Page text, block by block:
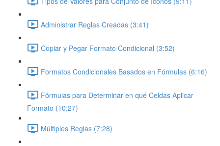
Administrar Reglas Creadas (3:41)
Copiar y Pegar Formato Condicional (3:52)
Formatos Condicionales Basados en Fórmulas (6:16)
Fórmulas para Determinar en qué Celdas Aplicar
Formato (10:27)
Múltiples Reglas (7:28)